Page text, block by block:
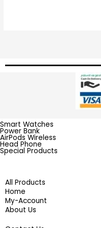
Smart Watches
Power Bank
AirPods Wireless
Head Phone
Special Products
All Products
Home
My-Account
About Us